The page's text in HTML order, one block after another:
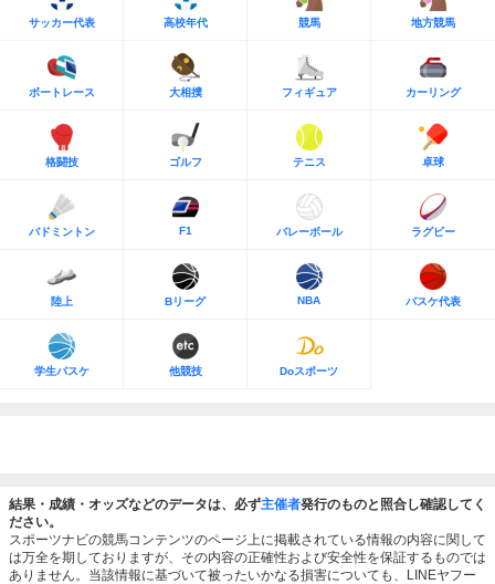
サッカー代表 高校年代 競馬 地方競馬
ボートレース 大相撲 フィギュア カーリング
格闘技 ゴルフ テニス 卓球
バドミントン F1 バレーボール ラグビー
陸上 Bリーグ NBA バスケ代表
学生バスケ 他競技 Doスポーツ
結果・成績・オッズなどのデータは、必ず主催者発行のものと照合し確認してく
ださい。
スポーツナビの競馬コンテンツのページ上に掲載されている情報の内容に関して
は万全を期しておりますが、その内容の正確性および安全性を保証するものでは
ありません。当該情報に基づいて被ったいかなる損害についても、LINEヤフー